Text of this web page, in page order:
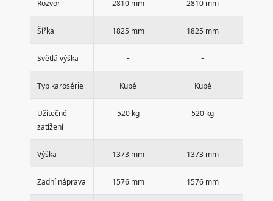
Rozvor 2810 mm 2810 mm
Šířka 1825 mm 1825 mm
Světlá výška - -
Typ karosérie Kupé Kupé
Užitečné
zatížení
520 kg 520 kg
Výška 1373 mm 1373 mm
Zadní náprava 1576 mm 1576 mm